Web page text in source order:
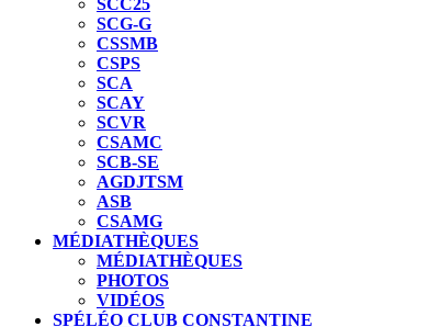
SCC25
SCG-G
CSSMB
CSPS
SCA
SCAY
SCVR
CSAMC
SCB-SE
AGDJTSM
ASB
CSAMG
MÉDIATHÈQUES
MÉDIATHÈQUES
PHOTOS
VIDÉOS
SPÉLÉO CLUB CONSTANTINE